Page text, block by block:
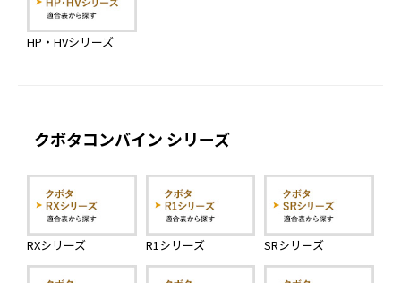
HP・HVシリーズ
クボタコンバイン シリーズ
RXシリーズ R1シリーズ SRシリーズ